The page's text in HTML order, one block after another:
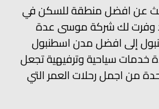
عن افضل منطقة للسكن في
وفرت لك شركة موسى عدة
إلى افضل مدن اسطنبول
خدمات سياحية وترفيهية تجعل
من اجمل رحلات العمر التي